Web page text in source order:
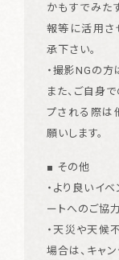
かもすでみた
報等に活用さ
承下さい。
・撮影NGの方
また、ご自身
プされる際は
願いします。
■ その他
・より良いイ
ートへのご協
・天災や天候
場合は、キャ